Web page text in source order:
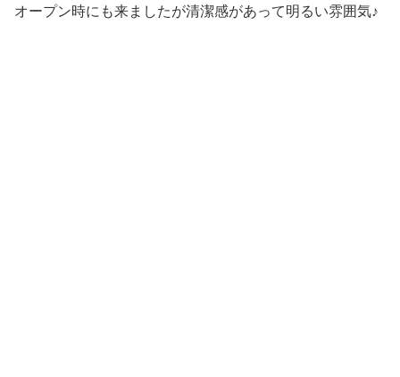
オープン時にも来ましたが清潔感があって明るい雰囲気♪